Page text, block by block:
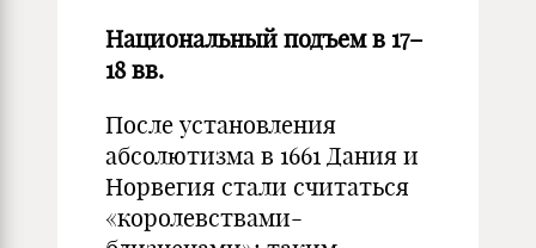
Национальный подъем в 17–
18 вв.
После установления
абсолютизма в 1661 Дания и
Норвегия стали считаться
«королевствами-